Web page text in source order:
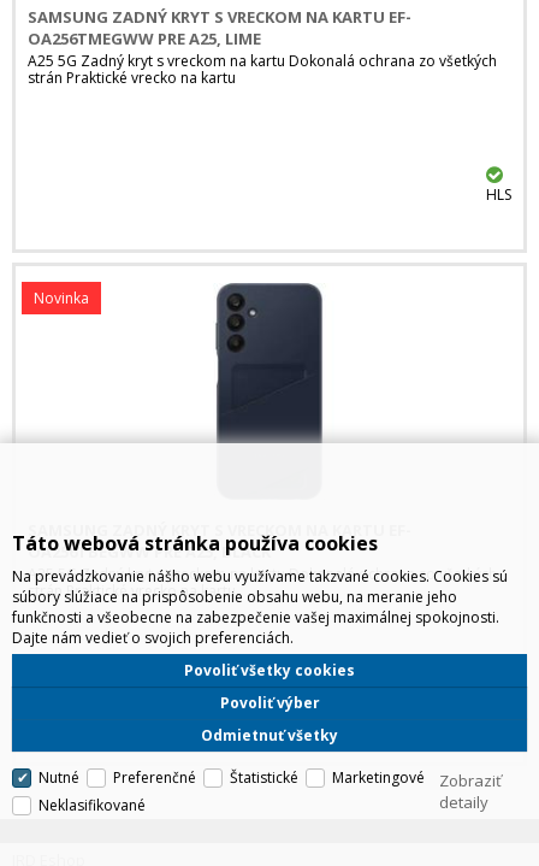
SAMSUNG ZADNÝ KRYT S VRECKOM NA KARTU EF-
OA256TMEGWW PRE A25, LIME
A25 5G Zadný kryt s vreckom na kartu Dokonalá ochrana zo všetkých
strán Praktické vrecko na kartu
HLS
SAMSUNG ZADNÝ KRYT S VRECKOM NA KARTU EF-
OA256TBEGWW PRE A25, BLACK
A25 5G Zadný kryt s vreckom na kartu Dokonalá ochrana zo všetkých
strán Praktické vrecko na kartu
Novinka
Táto webová stránka používa cookies
Na prevádzkovanie nášho webu využívame takzvané cookies. Cookies sú
súbory slúžiace na prispôsobenie obsahu webu, na meranie jeho
funkčnosti a všeobecne na zabezpečenie vašej maximálnej spokojnosti.
Dajte nám vedieť o svojich preferenciách.
Odmietnuť všetky
Povoliť výber
Povoliť všetky cookies
Nutné Preferenčné Štatistické
Marketingové
Neklasifikované
Zobraziť
detaily